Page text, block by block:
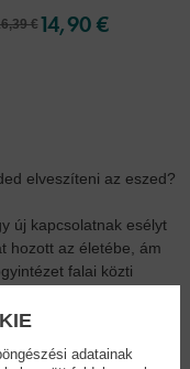
€ 14,90 €
elveszíteni az eszed?
új kapcsolatnak esélyt
hozott az életébe, ám
falai közti
őt…
adatainak